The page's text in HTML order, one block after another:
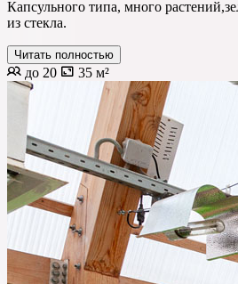
Капсульного типа, много
из стекла.
Читать полностью
до 20 35 м²